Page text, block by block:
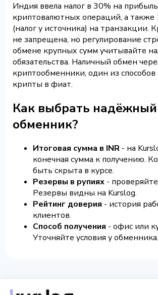
Индия ввела налог в 30% на
криптовалютных операций, а также
(налог у источника) на транзакции.
не запрещена, но регулирование
обмене крупных сумм учитывайте
обязательства. Наличный обмен
криптообменники, один из
крипты в фиат.
Как выбрать надёжный
обменник?
Итоговая сумма в INR - на
конечная сумма к получению.
быть скрыта в курсе.
Резервы в рупиях -
Резервы видны на Kurslog.
Рейтинг доверия - история
клиентов.
Способ получения - офис или
Уточняйте условия у обменника.